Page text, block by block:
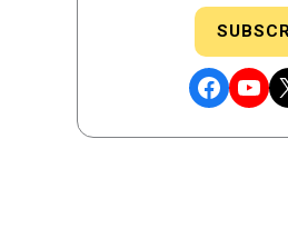
Facebook YouTube